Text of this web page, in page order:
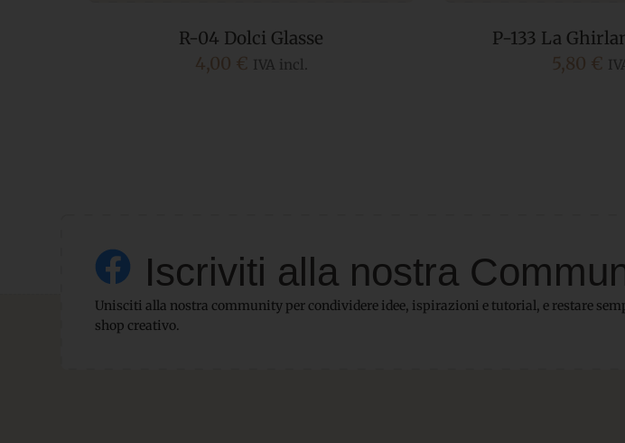
R-04 Dolci Glasse
4,00 € IVA incl.
P-133 La
5,80 €
Iscriviti alla nostra
Unisciti alla nostra community per condividere idee, ispirazioni e tutorial, e restare
shop creativo.